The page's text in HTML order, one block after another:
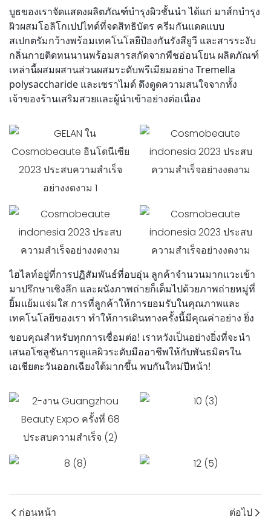
บูธของเราจัดแสดงผลิตภัณฑ์บำรุงผิวชั้นนำ ได้แก่ มาส์กบำรุง
ผิวผสมโอลิโกเปปไทด์ที่จดสิทธิบัตร ครีมกันแดดแบบ
สเปกตรัมกว้างพร้อมเทคโนโลยีป้องกันรังสียูวี และสารระงับ
กลิ่นกายติดทนนานพร้อมสารสกัดจากพืชอ่อนโยน ผลิตภัณฑ์
เหล่านี้ผสมผสานส่วนผสมระดับพรีเมียมอย่าง Tremella
polysaccharide และเซราไมด์ ดึงดูดความสนใจจากทั้ง
เจ้าของร้านเสริมสวยและผู้นำเข้าอย่างต่อเนื่อง
ไฮไลท์อยู่ที่การปฏิสัมพันธ์ที่อบอุ่น ลูกค้าจำนวนมากแวะเข้า
มาปรึกษาเชิงลึก และผนังภาพถ่ายก็เต็มไปด้วยภาพถ่ายหมู่ที่
ยิ้มแย้มแจ่มใส การที่ลูกค้าให้การยอมรับในคุณภาพและ
เทคโนโลยีของเรา ทำให้การเดินทางครั้งนี้มีคุณค่าอย่าง ยิ่ง
ขอบคุณสำหรับทุกการเชื่อมต่อ! เราหวังเป็นอย่างยิ่งที่จะนำ
เสนอโซลูชันการดูแลผิวระดับมืออาชีพให้กับพันธมิตรใน
เอเชียตะวันออกเฉียงใต้มากขึ้น พบกันใหม่ปีหน้า!
ก่อนหน้า ต่อไป